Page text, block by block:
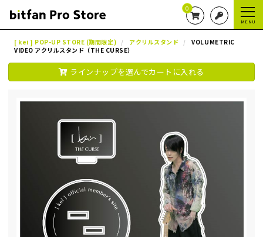
0
MENU
[ kei ] POP-UP STORE (期間限定) アクリルスタンド
VOLUMETRIC
VIDEO アクリルスタンド（THE CURSE）
ラインナップを選んでカートに入れる